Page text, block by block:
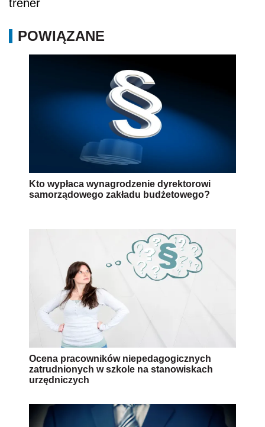
trener
POWIĄZANE
Kto wypłaca wynagrodzenie dyrektorowi
samorządowego zakładu budżetowego?
Ocena pracowników niepedagogicznych
zatrudnionych w szkole na stanowiskach
urzędniczych